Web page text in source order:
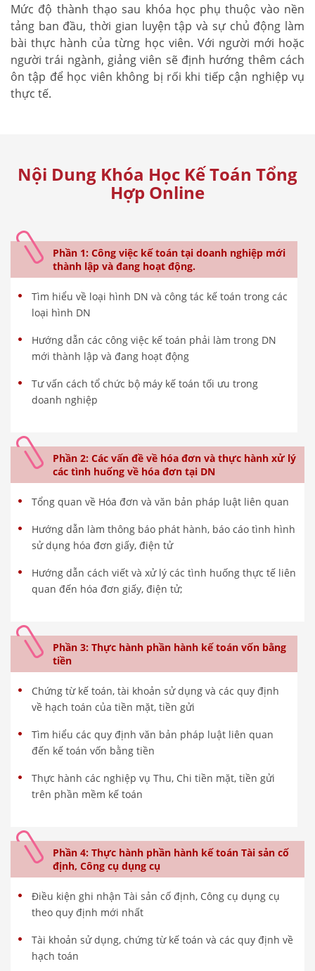
Mức độ thành thạo sau khóa học phụ thuộc vào nền
tảng ban đầu, thời gian luyện tập và sự chủ động làm
bài thực hành của từng học viên. Với người mới hoặc
người trái ngành, giảng viên sẽ định hướng thêm cách
ôn tập để học viên không bị rối khi tiếp cận nghiệp vụ
thực tế.
Nội Dung Khóa Học Kế Toán Tổng
Hợp Online
Phần 1: Công việc kế toán tại doanh nghiệp mới
thành lập và đang hoạt động.
Tìm hiểu về loại hình DN và công tác kế toán trong các
loại hình DN
Hướng dẫn các công việc kế toán phải làm trong DN
mới thành lập và đang hoạt động
Tư vấn cách tổ chức bộ máy kế toán tối ưu trong
doanh nghiệp
Phần 2: Các vấn đề về hóa đơn và thực hành xử lý
các tình huống về hóa đơn tại DN
Tổng quan về Hóa đơn và văn bản pháp luật liên quan
Hướng dẫn làm thông báo phát hành, báo cáo tình hình
sử dụng hóa đơn giấy, điện tử
Hướng dẫn cách viết và xử lý các tình huống thực tế liên
quan đến hóa đơn giấy, điện tử;
Phần 3: Thực hành phần hành kế toán vốn bằng
tiền
Chứng từ kế toán, tài khoản sử dụng và các quy định
về hạch toán của tiền mặt, tiền gửi
Tìm hiểu các quy định văn bản pháp luật liên quan
đến kế toán vốn bằng tiền
Thực hành các nghiệp vụ Thu, Chi tiền mặt, tiền gửi
trên phần mềm kế toán
Phần 4: Thực hành phần hành kế toán Tài sản cố
định, Công cụ dụng cụ
Điều kiện ghi nhận Tài sản cố định, Công cụ dụng cụ
theo quy định mới nhất
Tài khoản sử dụng, chứng từ kế toán và các quy định về
hạch toán